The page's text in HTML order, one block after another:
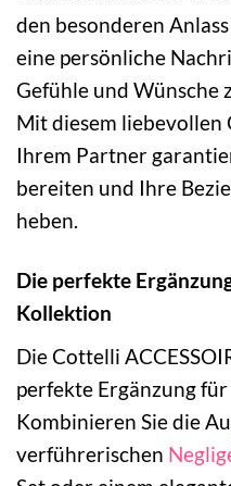
den besonderen
eine persönliche
Gefühle und Wünsche
Mit diesem liebevollen
Ihrem Partner
bereiten und Ihre
heben.
Die perfekte
Kollektion
Die Cottelli
perfekte Ergänzung
Kombinieren Sie die
verführerischen